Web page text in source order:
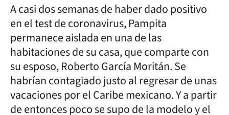
A casi dos semanas de haber dado positivo
en el test de coronavirus, Pampita
permanece aislada en una de las
habitaciones de su casa, que comparte con
su esposo, Roberto García Moritán. Se
habrían contagiado justo al regresar de unas
vacaciones por el Caribe mexicano. Y a partir
de entonces poco se supo de la modelo y el